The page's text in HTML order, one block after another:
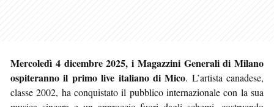
Mercoledì 4 dicembre 2025, i Magazzini Generali di Milano
ospiteranno il primo live italiano di Mico. L’artista canadese,
classe 2002, ha conquistato il pubblico internazionale con la sua